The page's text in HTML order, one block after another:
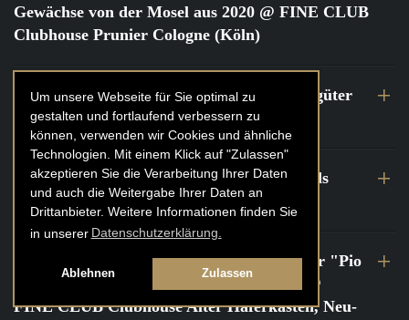
Um unsere Webseite für Sie optimal zu
gestalten und fortlaufend verbessern zu
können, verwenden wir Cookies und ähnliche
Technologien. Mit einem Klick auf "Zulassen"
akzeptieren Sie die Verarbeitung Ihrer Daten
und auch die Weitergabe Ihrer Daten an
Drittanbieter. Weitere Informationen finden Sie
in unserer Datenschutzerklärung.
Ablehnen Zulassen
Gewächse von der Mosel aus 2020 @ FINE CLUB
Clubhouse Prunier Cologne (Köln)
29. Juli 2022| Weinbergwanderung Weingüter
Geheimrat J. Wegeler
26. bis 27. Juli 2022| FINE CLUB Travels
Frankreich Champagne Kurztrip
| FINE CLUB Private Dinner "Pio
Cesare" mit Tochter Frederica Pio Boffa @
FINE CLUB Clubhouse Alter Haferkasten, Neu-